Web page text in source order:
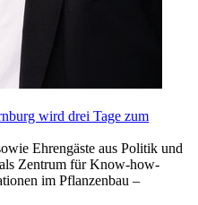
wird drei Tage zum
Ehrengäste aus Politik und
Zentrum für Know-how-
im Pflanzenbau –